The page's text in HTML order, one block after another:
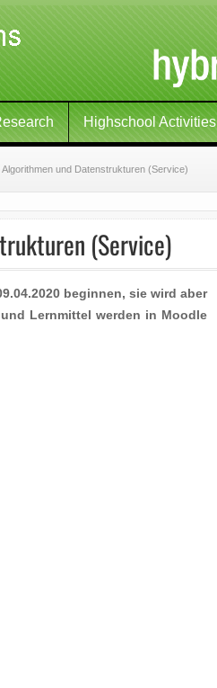
Highschool Activities
Algorithmen und Datenstrukturen (Service)
(Service)
beginnen, sie wird aber
Lernmittel werden in Moodle